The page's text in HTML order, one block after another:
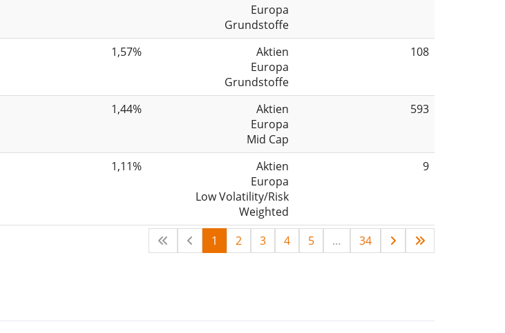
Europa
Grundstoffe
1,57%
Aktien
Europa
Grundstoffe
108
1,44%
Aktien
Europa
Mid Cap
593
1,11%
Aktien
Europa
Low Volatility/Risk
Weighted
9
1 2 3 4 5 … 34